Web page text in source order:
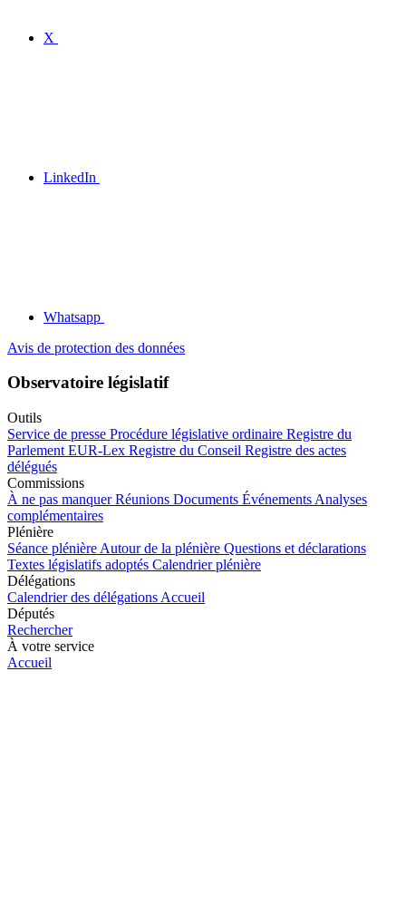
X
LinkedIn
Whatsapp
Avis de protection des données
Observatoire législatif
Outils
Service de presse Procédure législative ordinaire Registre du
Parlement EUR-Lex Registre du Conseil Registre des actes
délégués
Commissions
À ne pas manquer Réunions Documents Événements Analyses
complémentaires
Plénière
Séance plénière Autour de la plénière Questions et déclarations
Textes législatifs adoptés Calendrier plénière
Délégations
Calendrier des délégations Accueil
Députés
Rechercher
À votre service
Accueil